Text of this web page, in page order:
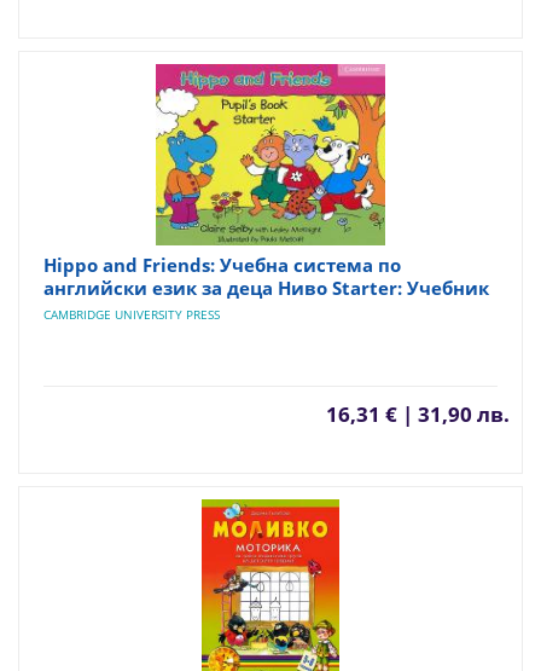
Hippo and Friends: Учебна система по
английски език за деца Ниво Starter: Учебник
CAMBRIDGE UNIVERSITY PRESS
16,31 € | 31,90 лв.